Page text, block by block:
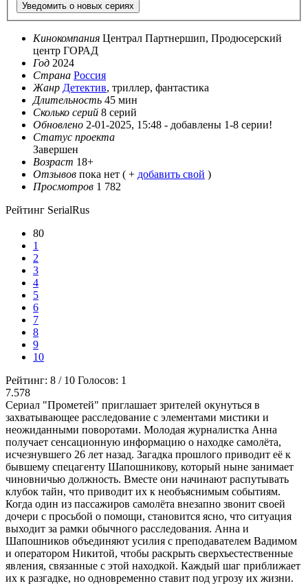
Уведомить о новых сериях
Кинокомпания Централ Партнершип, Продюсерский
центр ГОРАД
Год 2024
Страна Россия
Жанр Детектив, триллер, фантастика
Длительность 45 мин
Сколько серий 8 серий
Обновлено 2-01-2025, 15:48 - добавлены 1-8 серии!
Статус проекта
Завершен
Возраст 18+
Отзывов пока нет ( + добавить свой )
Просмотров 1 782
Рейтинг SerialRus
80
1
2
3
4
5
6
7
8
9
10
Рейтинг: 8 / 10 Голосов: 1
7.578
Сериал "Прометей" приглашает зрителей окунуться в
захватывающее расследование с элементами мистики и
неожиданными поворотами. Молодая журналистка Анна
получает сенсационную информацию о находке самолёта,
исчезнувшего 26 лет назад. Загадка прошлого приводит её к
бывшему спецагенту Шапошникову, который ныне занимает
чиновничью должность. Вместе они начинают распутывать
клубок тайн, что приводит их к необъяснимым событиям.
Когда один из пассажиров самолёта внезапно звонит своей
дочери с просьбой о помощи, становится ясно, что ситуация
выходит за рамки обычного расследования. Анна и
Шапошников объединяют усилия с преподавателем Вадимом
и оператором Никитой, чтобы раскрыть сверхъестественные
явления, связанные с этой находкой. Каждый шаг приближает
их к разгадке, но одновременно ставит под угрозу их жизни.